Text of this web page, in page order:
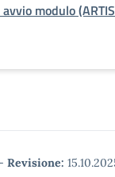
modulo
- Revisione: